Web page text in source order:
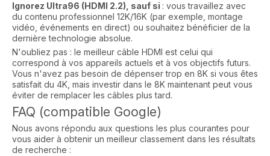
Ignorez Ultra96 (HDMI 2.2), sauf si : vous travaillez avec
du contenu professionnel 12K/16K (par exemple, montage
vidéo, événements en direct) ou souhaitez bénéficier de la
dernière technologie absolue.
N'oubliez pas : le meilleur câble HDMI est celui qui
correspond à vos appareils actuels et à vos objectifs futurs.
Vous n'avez pas besoin de dépenser trop en 8K si vous êtes
satisfait du 4K, mais investir dans le 8K maintenant peut vous
éviter de remplacer les câbles plus tard.
FAQ (compatible Google)
Nous avons répondu aux questions les plus courantes pour
vous aider à obtenir un meilleur classement dans les résultats
de recherche :